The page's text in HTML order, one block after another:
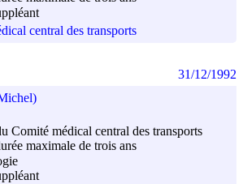
central des transports
Comité médical central des transports
maximale de trois ans
31/12/1992